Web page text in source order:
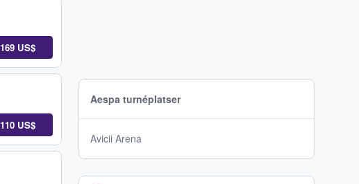
169 US$
110 US$
Aespa turnéplatser
Avicii Arena